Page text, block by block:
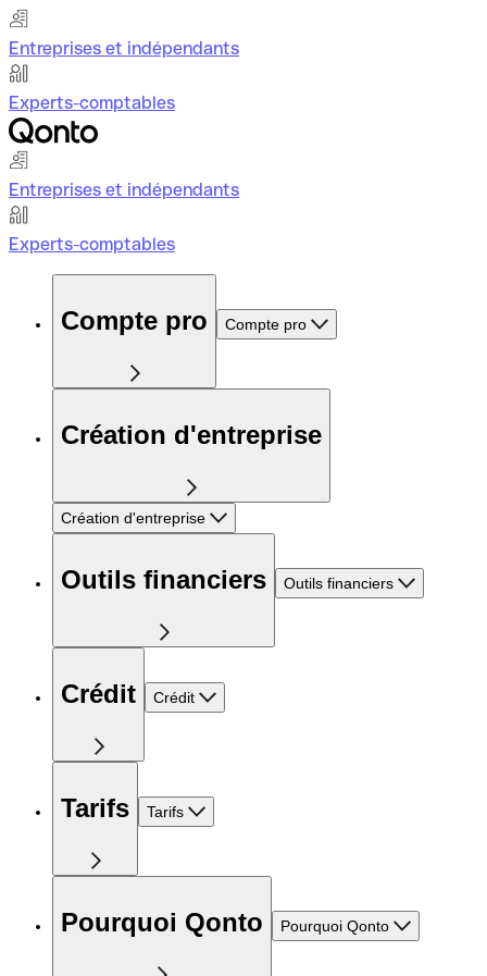
Entreprises et indépendants
Experts-comptables
Entreprises et indépendants
Experts-comptables
Compte pro Compte pro
Création d'entreprise
Création d'entreprise
Outils financiers Outils financiers
Crédit Crédit
Tarifs Tarifs
Pourquoi Qonto Pourquoi Qonto